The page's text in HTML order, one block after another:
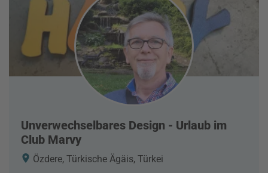
Unverwechselbares Design - Urlaub im
Club Marvy
Özdere, Türkische Ägäis, Türkei